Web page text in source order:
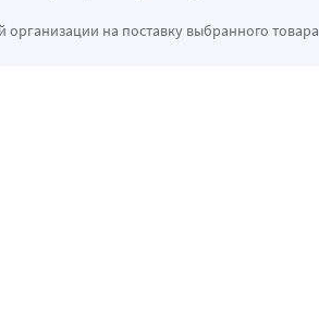
на поставку выбранного товара